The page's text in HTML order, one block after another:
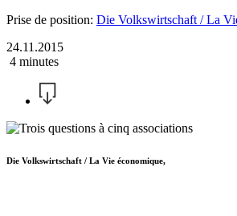
Prise de position: Die Volkswirtschaft / La
24.11.2015
4 minutes
Die Volkswirtschaft / La Vie économique,